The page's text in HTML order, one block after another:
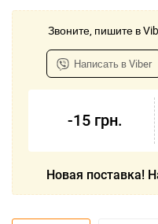
Звоните, пишите в
Написать в Viber
-15 грн.
Новая поставка!